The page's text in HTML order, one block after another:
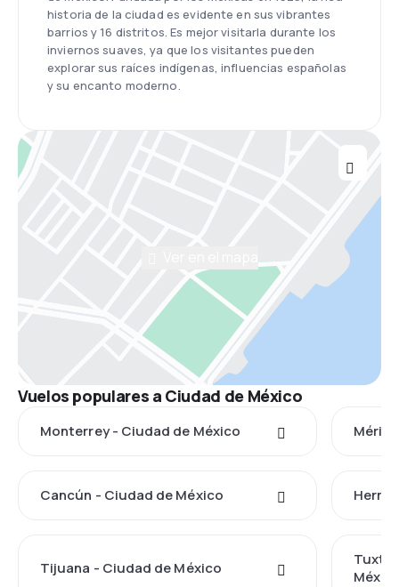
historia de la ciudad es evidente en sus vibrantes
barrios y 16 distritos. Es mejor visitarla durante los
inviernos suaves, ya que los visitantes pueden
explorar sus raíces indígenas, influencias españolas
y su encanto moderno.
Vuelos populares a Ciudad de México
Monterrey - Ciudad de México
Cancún - Ciudad de México
Tijuana - Ciudad de México